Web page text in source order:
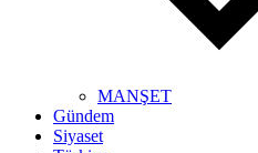
MANŞET
Gündem
Siyaset